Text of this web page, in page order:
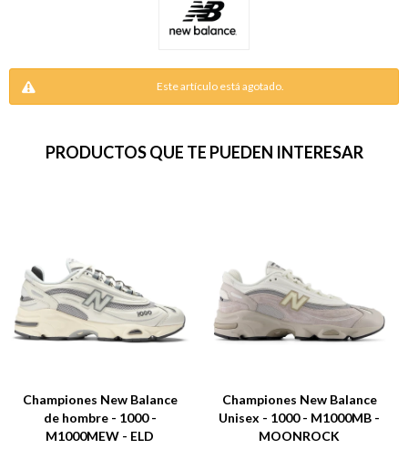
Este artículo está agotado.
PRODUCTOS QUE TE PUEDEN INTERESAR
Championes New Balance
de hombre - 1000 -
M1000MEW - ELD
Championes New Balance
Unisex - 1000 - M1000MB -
MOONROCK